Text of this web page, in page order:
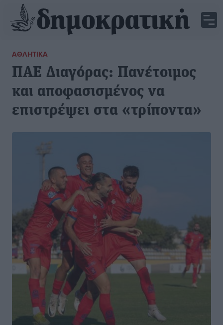
ΑΘΛΗΤΙΚΆ
ΠΑΕ Διαγόρας: Πανέτοιμος
και αποφασισμένος να
επιστρέψει στα «τρίποντα»